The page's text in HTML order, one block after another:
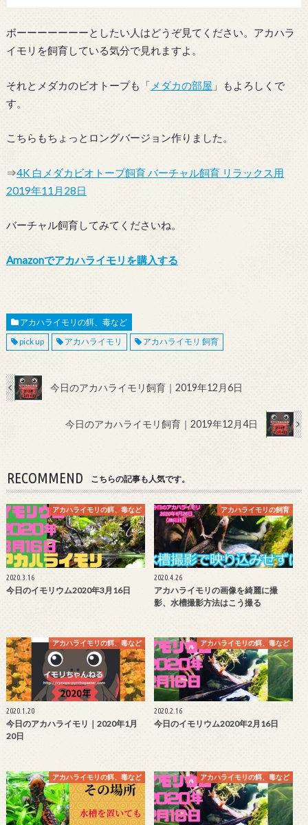
ボーーーーーーーとしたい人はどうぞ見てください。アカハラ
イモリを飼育している気分で見れますよ。
それとメダカのビオトープも「 メダカの部屋 」もよろしくで
す。
こちらもちょっとロングバージョン作りました。
⇒4K 白メダカビオトープ飼育 バーチャル飼育 リラックス用
2019年11月28日
バーチャル飼育してみてくださいね。
Amazonでアカハライモリを購入する
アカハライモリの餌、毒など
pick up
アカハライモリ アカハライモリ 飼育
今日のアカハライモリ飼育｜2019年12月6日
今日のアカハライモリ飼育｜2019年12月4日
RECOMMEND こちらの記事も人気です。
アカハライモリの餌、毒など
2020.3.16
今日のイモリウム2020年3月16日
アカハライモリの飼育
2020.4.26
アカハライモリの画像を綺麗に撮
影、水槽撮影方法はこう撮る
アカハライモリの餌、毒など
2020.1.20
今日のアカハライモリ｜2020年1月
20日
アカハライモリの餌、毒など
2020.2.16
今日のイモリウム2020年2月16日
アカハライモリの餌、毒など アカハライモリの餌、毒など